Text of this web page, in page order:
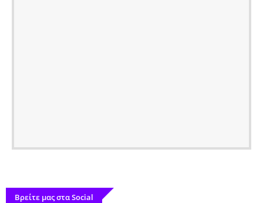
Βρείτε μας στα Social